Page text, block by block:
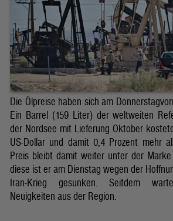
Die Ölpreise haben sich am
Ein Barrel (159 Liter) der weltweiten
der Nordsee mit Lieferung Oktober
US-Dollar und damit 0,4 Prozent mehr
Preis bleibt damit weiter unter der
diese ist er am Dienstag wegen der
Iran-Krieg gesunken. Seitdem
Neuigkeiten aus der Region.